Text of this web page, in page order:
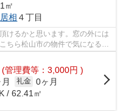
㎡
居相 ４丁目
けるかと思います。窓の外には
ちら松山市の物件で気になるも
(管理費等：3,000円 )
礼金 0ヶ月
/ 62.41㎡